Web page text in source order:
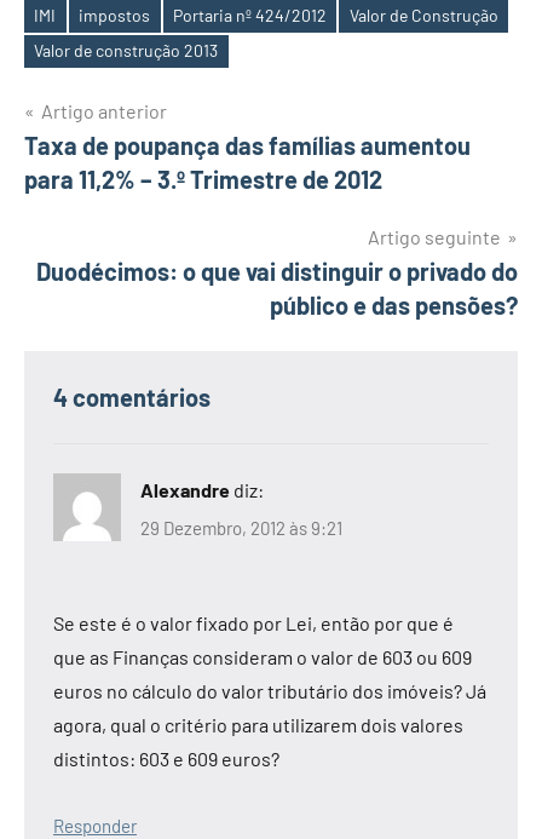
Etiquetas
IMI
impostos Portaria nº 424/2012
Valor de Construção
Valor de construção 2013
Navegação
de
Artigo anterior
Taxa de poupança das famílias aumentou
para 11,2% – 3.º Trimestre de 2012
Artigo seguinte
Duodécimos: o que vai distinguir o privado do
público e das pensões?
4 comentários
Alexandre diz:
29 Dezembro, 2012 às 9:21
Se este é o valor fixado por Lei, então por que é
que as Finanças consideram o valor de 603 ou 609
euros no cálculo do valor tributário dos imóveis? Já
agora, qual o critério para utilizarem dois valores
distintos: 603 e 609 euros?
Responder